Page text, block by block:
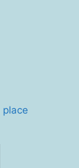
place